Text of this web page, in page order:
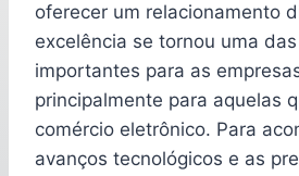
oferecer um relacionamento
excelência se tornou uma
importantes para as
principalmente para aquelas
comércio eletrônico. Para
avanços tecnológicos e as